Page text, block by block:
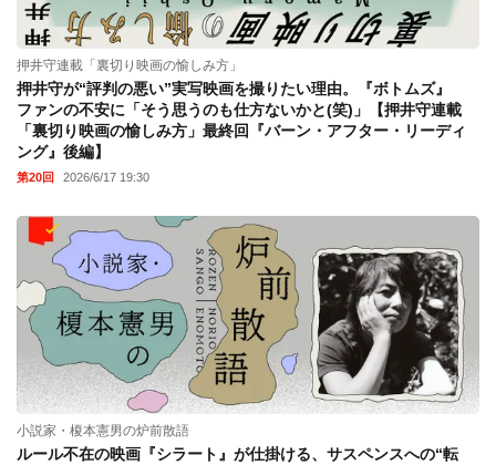
押井守連載「裏切り映画の愉しみ方」
押井守が“評判の悪い”実写映画を撮りたい理由。『ボトムズ』
ファンの不安に「そう思うのも仕方ないかと(笑)」【押井守連載
「裏切り映画の愉しみ方」最終回『バーン・アフター・リーディ
ング』後編】
第20回 2026/6/17 19:30
小説家・榎本憲男の炉前散語
ルール不在の映画『シラート』が仕掛ける、サスペンスへの“転